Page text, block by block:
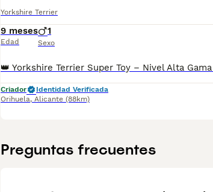
Yorkshire Terrier
9 meses
Edad
1
Sexo
Criador
Identidad Verificada
Orihuela, Alicante (88km)
Preguntas frecuentes